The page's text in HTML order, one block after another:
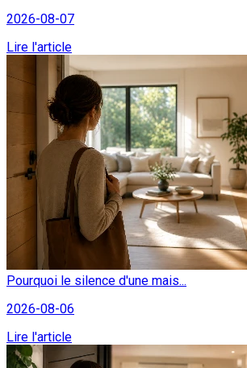
2026-08-07
Lire l'article
Pourquoi le silence d'une mais...
2026-08-06
Lire l'article